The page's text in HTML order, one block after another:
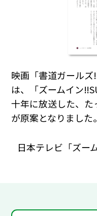
映画「書道ガール
は、「ズームイン
十年に放送した、
が原案となりました。
日本テレビ「ズー